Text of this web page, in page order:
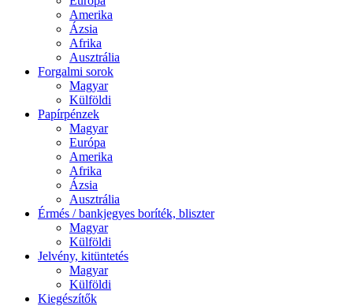
Amerika
Ázsia
Afrika
Ausztrália
Forgalmi sorok
Magyar
Külföldi
Papírpénzek
Magyar
Európa
Amerika
Afrika
Ázsia
Ausztrália
Érmés / bankjegyes boríték, bliszter
Magyar
Külföldi
Jelvény, kitüntetés
Magyar
Külföldi
Kiegészítők